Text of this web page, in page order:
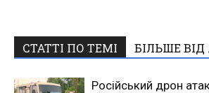
СТАТТІ ПО ТЕМІ БІЛЬШЕ
Російський дрон